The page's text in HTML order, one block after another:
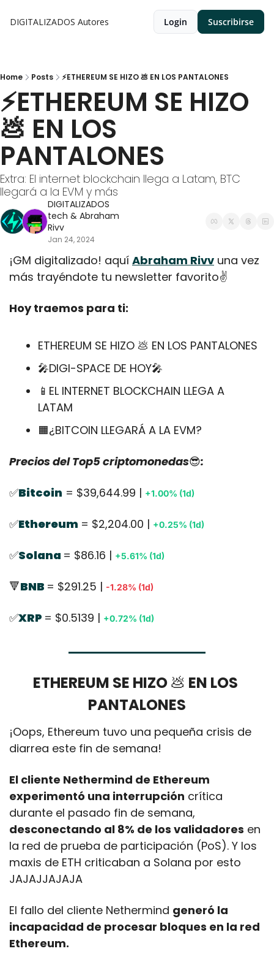
DIGITALIZADOS Autores Login Suscribirse
Home Posts ⚡ETHEREUM SE HIZO 💩 EN LOS PANTALONES
⚡ETHEREUM SE HIZO
💩 EN LOS
PANTALONES
Extra: El internet blockchain llega a Latam, BTC
llegará a la EVM y más
DIGITALIZADOS
tech & Abraham
Rivv
Jan 24, 2024
¡GM digitalizado! aquí Abraham Rivv una vez
más trayéndote tu newsletter favorito✌️
Hoy traemos para ti:
ETHEREUM SE HIZO 💩 EN LOS PANTALONES
🎤DIGI-SPACE DE HOY🎤
📱 EL INTERNET BLOCKCHAIN LLEGA A
LATAM
🟧¿BITCOIN LLEGARÁ A LA EVM?
Precios del Top5 criptomonedas😎:
✅Bitcoin = $39,644.99 | +1.00% (1d)
✅Ethereum = $2,204.00 | +0.25% (1d)
✅Solana = $86.16 | +5.61% (1d)
🔻BNB = $291.25 | -1.28% (1d)
✅XRP = $0.5139 | +0.72% (1d)
ETHEREUM SE HIZO 💩 EN LOS
PANTALONES
¡Oops, Ethereum tuvo una pequeña crisis de
diarrea este fin de semana!
El cliente Nethermind de Ethereum
experimentó una interrupción crítica
desconectando al 8% de los validadores en
la red de prueba de participación (PoS). Y los
maxis de ETH criticaban a Solana por esto
JAJAJJAJAJA
El fallo del cliente Nethermind generó la
incapacidad de procesar bloques en la red
Ethereum.